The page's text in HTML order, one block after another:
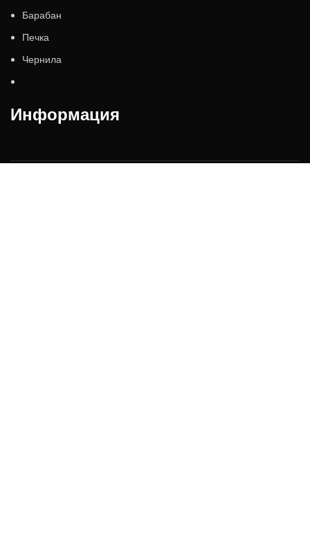
Барабан
Печка
Чернила
Информация